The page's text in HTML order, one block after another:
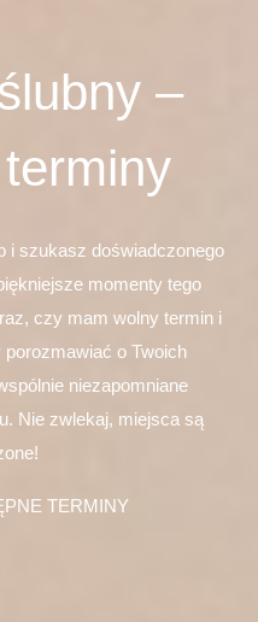
–
i szukasz doświadczonego
momenty tego
czy mam wolny termin i
o Twoich
niezapomniane
Nie zwlekaj, miejsca są
TERMINY